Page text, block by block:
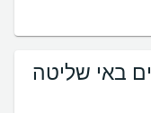
באי שליטה